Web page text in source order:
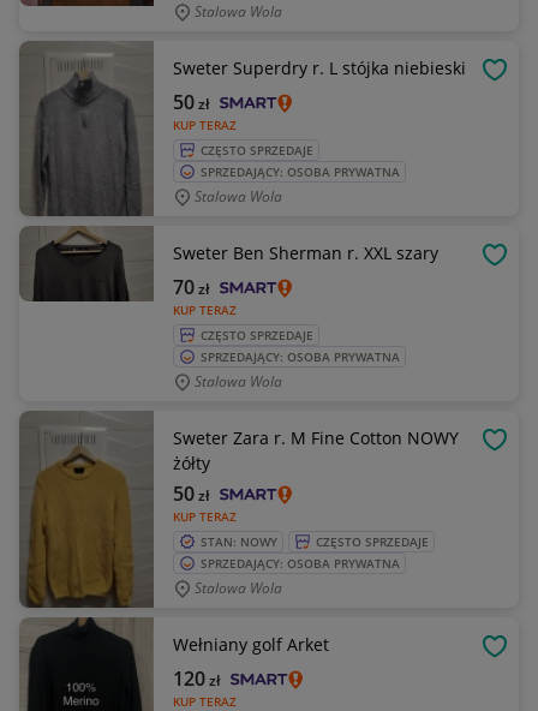
Stalowa Wola
Sweter Superdry r. L stójka niebieski
KUP TERAZ
50zł
CZĘSTO SPRZEDAJE
SPRZEDAJĄCY: OSOBA PRYWATNA
Stalowa Wola
Sweter Ben Sherman r. XXL szary
KUP TERAZ
70zł
CZĘSTO SPRZEDAJE
SPRZEDAJĄCY: OSOBA PRYWATNA
Stalowa Wola
Sweter Zara r. M Fine Cotton NOWY
żółty
KUP TERAZ
50zł
STAN: NOWY
CZĘSTO SPRZEDAJE
SPRZEDAJĄCY: OSOBA PRYWATNA
Stalowa Wola
Wełniany golf Arket
KUP TERAZ
120zł